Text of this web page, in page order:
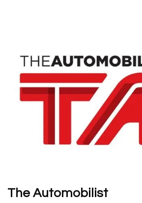
The Automobilist